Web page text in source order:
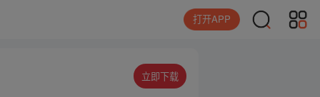
打开APP
立即下载